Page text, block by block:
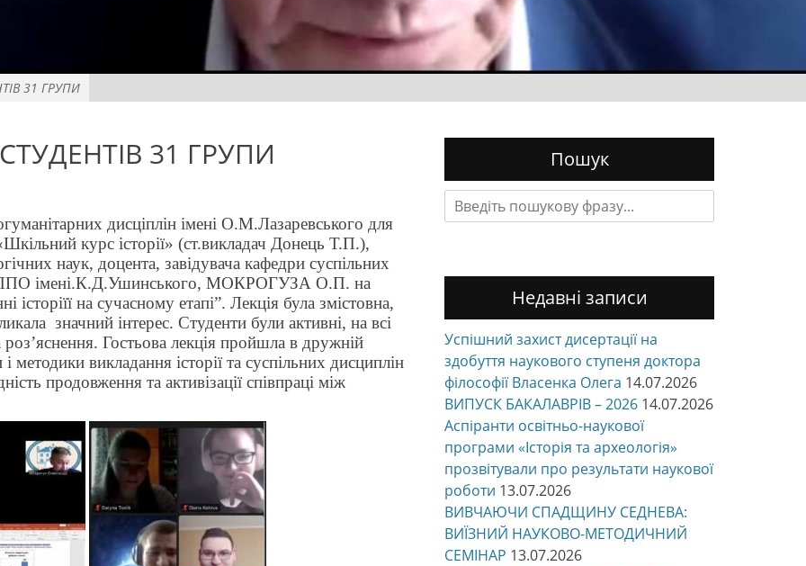
31 ГРУПИ
31 ГРУПИ
дисціплін імені О.М.Лазаревського для
курс історії» (ст.викладач Донець Т.П.),
наук, доцента, завідувача кафедри суспільних
імені.К.Д.Ушинського, МОКРОГУЗА О.П. на
історіїї на сучасному етапі”. Лекція була змістовна,
значний інтерес. Студенти були активні, на всі
роз’яснення. Гостьова лекція пройшла в дружній
методики викладання історії та суспільних дисциплін
продовження та активізації співпраці між
Пошук
Search
for:
Недавні записи
Успішний захист дисертації на
здобуття наукового ступеня доктора
філософії Власенка Олега 14.07.2026
ВИПУСК БАКАЛАВРІВ – 2026 14.07.2026
Аспіранти освітньо-наукової
програми «Історія та археологія»
прозвітували про результати наукової
роботи 13.07.2026
ВИВЧАЮЧИ СПАДЩИНУ СЕДНЕВА:
ВИЇЗНИЙ НАУКОВО-МЕТОДИЧНИЙ
СЕМІНАР 13.07.2026